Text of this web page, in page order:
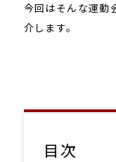
今回はそんな運動
介します。
目次